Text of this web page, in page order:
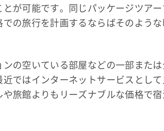
が可能です。同じパッケージツア
の旅行を計画するならばそのよう
の空いている部屋などの一部また
ではインターネットサービスとし
旅館よりもリーズナブルな価格で